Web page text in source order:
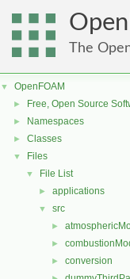
The
▼ OpenFOAM
► Free, Open Source
► Namespaces
► Classes
▼ Files
▼ File List
► applications
▼ src
►
►
► conversion